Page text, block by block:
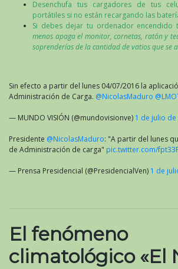
Desenchufa tus cargadores de tus
portátiles si no están recargando las
Si debes dejar tu ordenador
menos apaga el monitor, cornetas, ratón y
soprenderías de la cantidad de vatios que se
Sin efecto a partir del lunes 04/07/2016 la
Administración de Carga. @NicolasMaduro
— MUNDO VISIÓN (@mundovisionve) 1 de julio de
Presidente @NicolasMaduro: "A partir del lunes
de Administración de carga" pic.twitter.com/
— Prensa Presidencial (@PresidencialVen) 1 de
El fenómeno
climatológico «El